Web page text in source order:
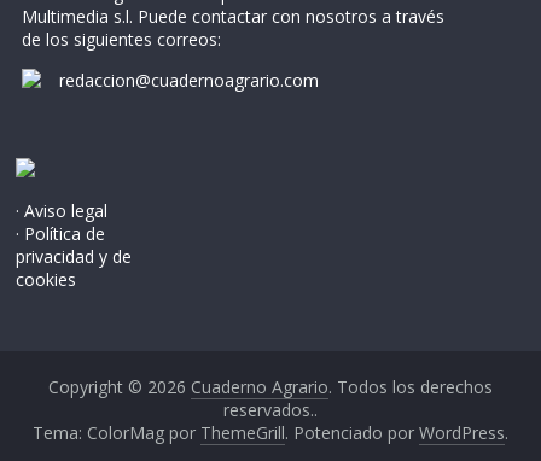
Multimedia s.l. Puede contactar con nosotros a través
de los siguientes correos:
redaccion@cuadernoagrario.com
· Aviso legal
· Política de
privacidad y de
cookies
Copyright © 2026 Cuaderno Agrario. Todos los derechos
reservados..
Tema: ColorMag por ThemeGrill. Potenciado por WordPress.